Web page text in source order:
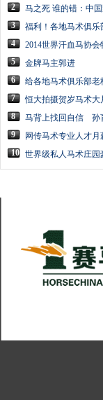
2
马之死 谁的错：中
3
福利！各地马术俱
4
2014世界汗血马协
5
金牌马主郭进
6
给各地马术俱乐部老
7
恒大拍摄贺岁马术
8
马背上找回自信 孙
9
网传马术专业人才
10 世界级私人马术庄园